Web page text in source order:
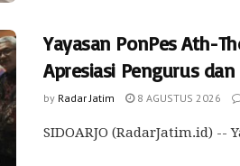
Yayasan PonPes Ath-
Apresiasi Pengurus
by Radar Jatim 8 AGUSTUS 2026
SIDOARJO (RadarJatim.id) --